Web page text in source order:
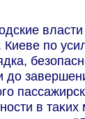
по
дο
в